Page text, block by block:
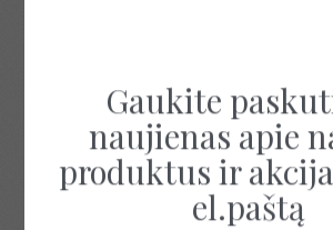
Gaukite
naujienas apie
produktus ir
el.paštą